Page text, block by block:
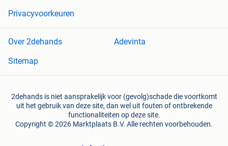
Privacyvoorkeuren
Over 2dehands
Adevinta
Sitemap
2dehands is niet aansprakelijk voor (gevolg)schade die voortkomt
uit het gebruik van deze site, dan wel uit fouten of ontbrekende
functionaliteiten op deze site.
Copyright © 2026 Marktplaats B.V. Alle rechten voorbehouden.